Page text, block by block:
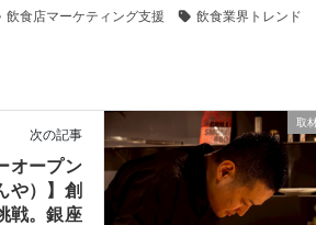
飲食店マーケティング支援
飲食業界トレンド
取
次の記事
オープン
や）】創
戦。銀座